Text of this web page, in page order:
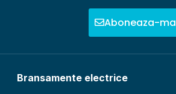
Aboneaza-ma
Bransamente electrice